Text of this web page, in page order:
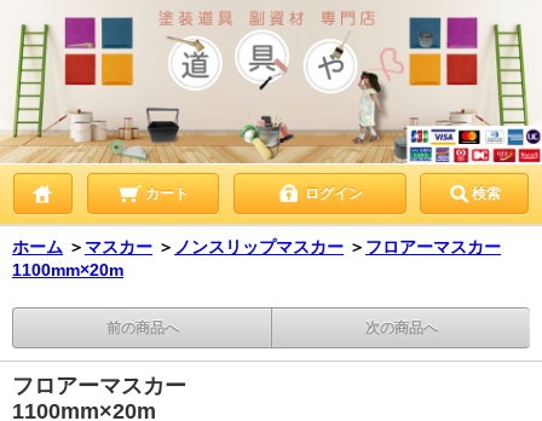
カート ログイン 検索
ホーム ＞ マスカー ＞ ノンスリップマスカー ＞ フロアーマスカー
1100mm×20m
前の商品へ 次の商品へ
フロアーマスカー
1100mm×20m